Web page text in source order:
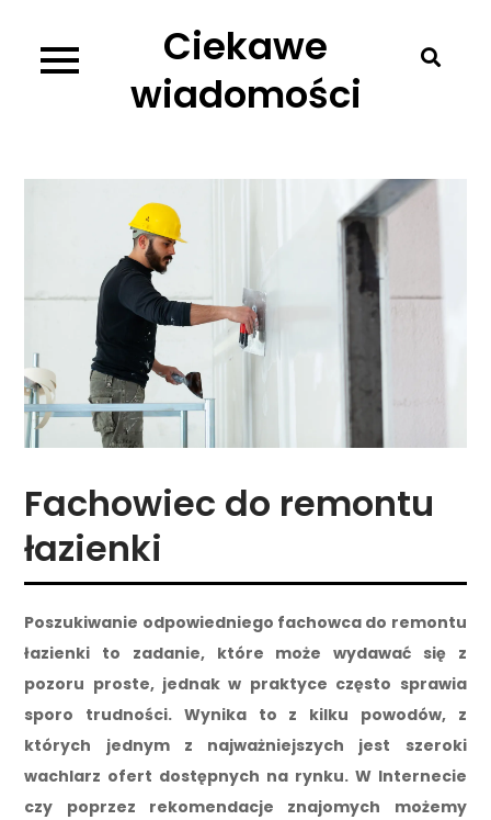
content
Ciekawe
wiadomości
Fachowiec do remontu
łazienki
Poszukiwanie odpowiedniego fachowca do remontu
łazienki to zadanie, które może wydawać się z
pozoru proste, jednak w praktyce często sprawia
sporo trudności. Wynika to z kilku powodów, z
których jednym z najważniejszych jest szeroki
wachlarz ofert dostępnych na rynku. W Internecie
czy poprzez rekomendacje znajomych możemy